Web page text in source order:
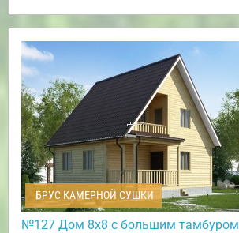
БРУС КАМЕРНОЙ СУШКИ
№127 Дом 8х8 с большим тамбуром